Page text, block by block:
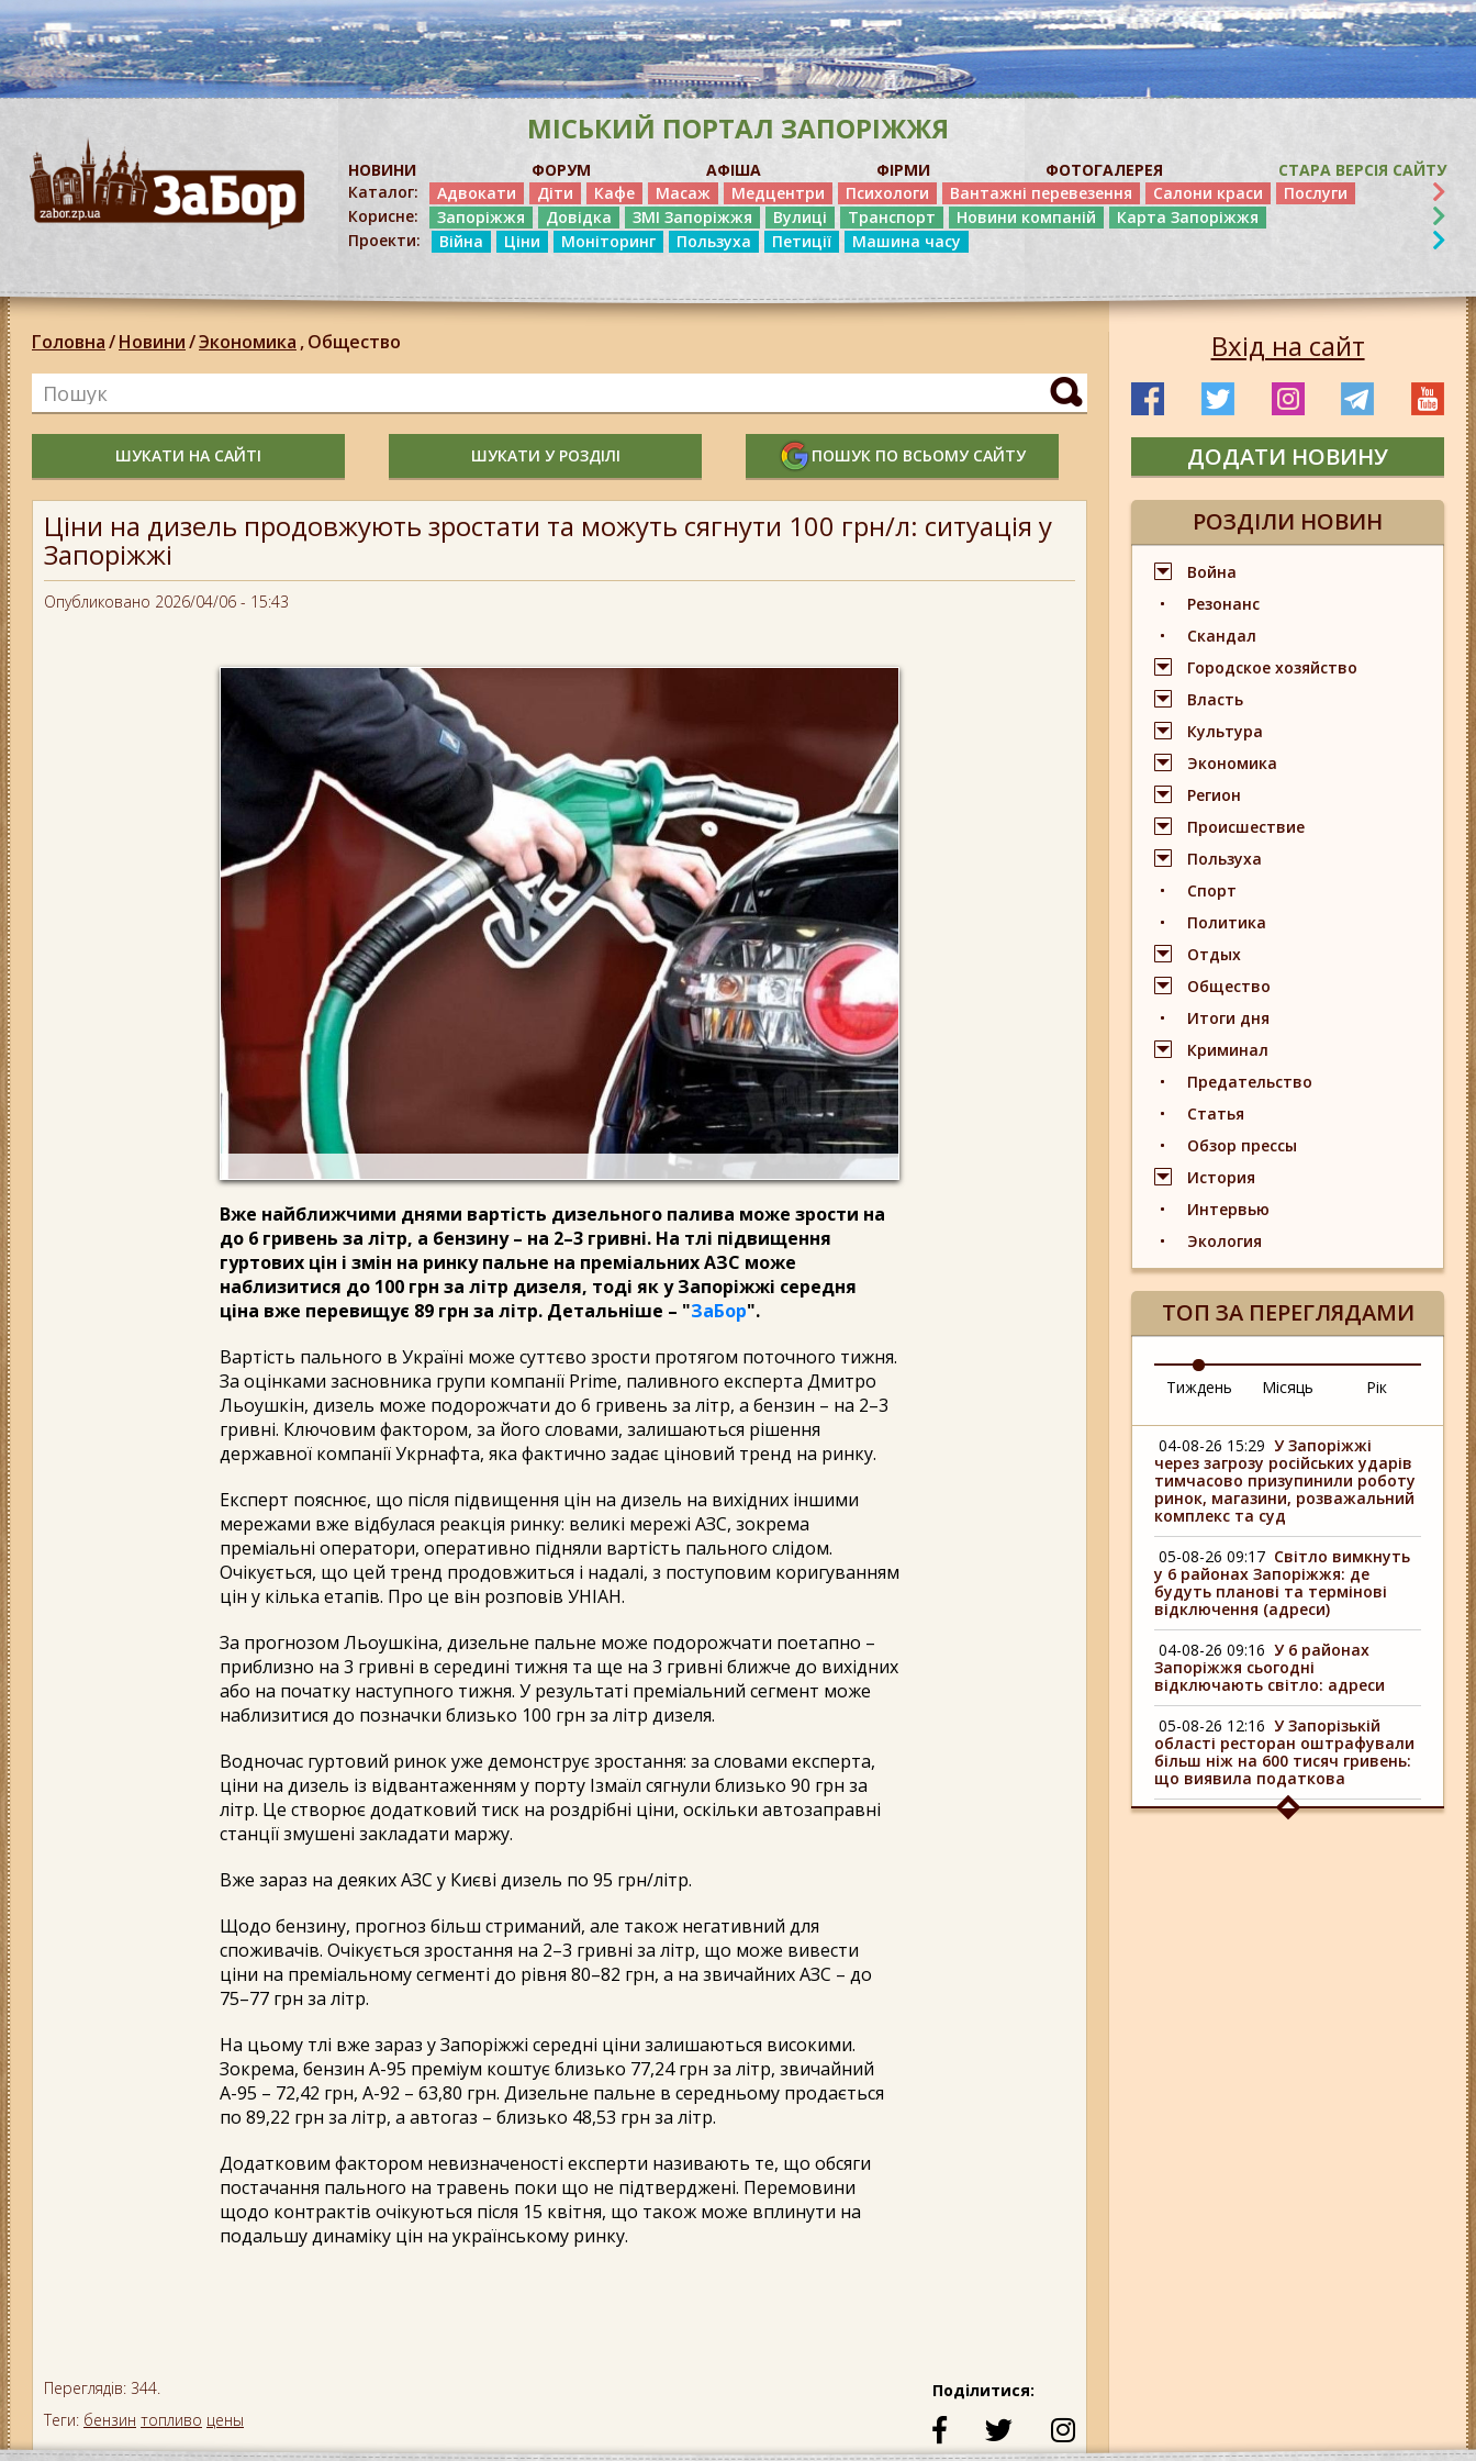
МІСЬКИЙ ПОРТАЛ ЗАПОРІЖЖЯ
НОВИНИ ФОРУМ АФІША ФІРМИ ФОТОГАЛЕРЕЯ
СТАРА ВЕРСІЯ САЙТУ
Каталог:
Адвокати Діти Кафе Масаж Медцентри Психологи Вантажні перевезення Салони краси
Послуги
Корисне:
Запоріжжя Довідка ЗМІ Запоріжжя Вулиці Транспорт Новини компаній
Карта Запоріжжя
Проекти:
Війна Ціни Моніторинг Пользуха Петиції Машина часу
Головна/Новини/Экономика ,Общество
ШУКАТИ НА САЙТІ ШУКАТИ У РОЗДІЛІ ПОШУК ПО ВСЬОМУ САЙТУ
Ціни на дизель продовжують зростати та можуть сягнути 100 грн/л: ситуація у
Запоріжжі
Опубликовано 2026/04/06 - 15:43
Вже найближчими днями вартість дизельного палива може зрости на
до 6 гривень за літр, а бензину – на 2–3 гривні. На тлі підвищення
гуртових цін і змін на ринку пальне на преміальних АЗС може
наблизитися до 100 грн за літр дизеля, тоді як у Запоріжжі середня
ціна вже перевищує 89 грн за літр. Детальніше – "ЗаБор".
Вартість пального в Україні може суттєво зрости протягом поточного тижня.
За оцінками засновника групи компанії Prime, паливного експерта Дмитро
Льоушкін, дизель може подорожчати до 6 гривень за літр, а бензин – на 2–3
гривні. Ключовим фактором, за його словами, залишаються рішення
державної компанії Укрнафта, яка фактично задає ціновий тренд на ринку.
Експерт пояснює, що після підвищення цін на дизель на вихідних іншими
мережами вже відбулася реакція ринку: великі мережі АЗС, зокрема
преміальні оператори, оперативно підняли вартість пального слідом.
Очікується, що цей тренд продовжиться і надалі, з поступовим коригуванням
цін у кілька етапів. Про це він розповів УНІАН.
За прогнозом Льоушкіна, дизельне пальне може подорожчати поетапно –
приблизно на 3 гривні в середині тижня та ще на 3 гривні ближче до вихідних
або на початку наступного тижня. У результаті преміальний сегмент може
наблизитися до позначки близько 100 грн за літр дизеля.
Водночас гуртовий ринок уже демонструє зростання: за словами експерта,
ціни на дизель із відвантаженням у порту Ізмаїл сягнули близько 90 грн за
літр. Це створює додатковий тиск на роздрібні ціни, оскільки автозаправні
станції змушені закладати маржу.
Вже зараз на деяких АЗС у Києві дизель по 95 грн/літр.
Щодо бензину, прогноз більш стриманий, але також негативний для
споживачів. Очікується зростання на 2–3 гривні за літр, що може вивести
ціни на преміальному сегменті до рівня 80–82 грн, а на звичайних АЗС – до
75–77 грн за літр.
На цьому тлі вже зараз у Запоріжжі середні ціни залишаються високими.
Зокрема, бензин А-95 преміум коштує близько 77,24 грн за літр, звичайний
А-95 – 72,42 грн, А-92 – 63,80 грн. Дизельне пальне в середньому продається
по 89,22 грн за літр, а автогаз – близько 48,53 грн за літр.
Додатковим фактором невизначеності експерти називають те, що обсяги
постачання пального на травень поки що не підтверджені. Перемовини
щодо контрактів очікуються після 15 квітня, що також може вплинути на
подальшу динаміку цін на українському ринку.
Переглядів: 344.
Теги: бензин топливо цены
Поділитися:
Вхід на сайт
ДОДАТИ НОВИНУ
РОЗДІЛИ НОВИН
Война
Резонанс
Скандал
Городское хозяйство
Власть
Культура
Экономика
Регион
Происшествие
Пользуха
Спорт
Политика
Отдых
Общество
Итоги дня
Криминал
Предательство
Статья
Обзор прессы
История
Интервью
Экология
ТОП ЗА ПЕРЕГЛЯДАМИ
Тиждень Місяць Рік
04-08-26 15:29 У Запоріжжі
через загрозу російських ударів
тимчасово призупинили роботу
ринок, магазини, розважальний
комплекс та суд
05-08-26 09:17 Світло вимкнуть
у 6 районах Запоріжжя: де
будуть планові та термінові
відключення (адреси)
04-08-26 09:16 У 6 районах
Запоріжжя сьогодні
відключають світло: адреси
05-08-26 12:16 У Запорізькій
області ресторан оштрафували
більш ніж на 600 тисяч гривень:
що виявила податкова
06-08-26 08:13 Російський FPV-
електроенергії